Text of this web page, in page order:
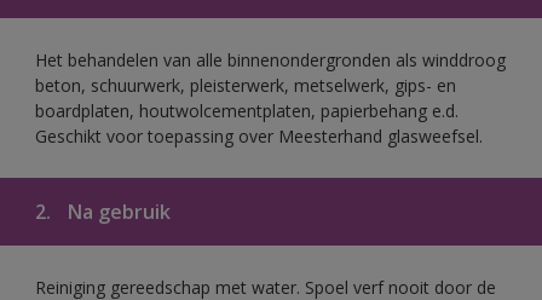
Het behandelen van alle binnenondergronden als winddroog
beton, schuurwerk, pleisterwerk, metselwerk, gips- en
boardplaten, houtwolcementplaten, papierbehang e.d.
Geschikt voor toepassing over Meesterhand glasweefsel.
2. Na gebruik
Reiniging gereedschap met water. Spoel verf nooit door de